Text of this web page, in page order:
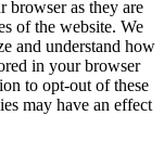
browser as they are
of the website. We
and understand how
in your browser
to opt-out of these
may have an effect